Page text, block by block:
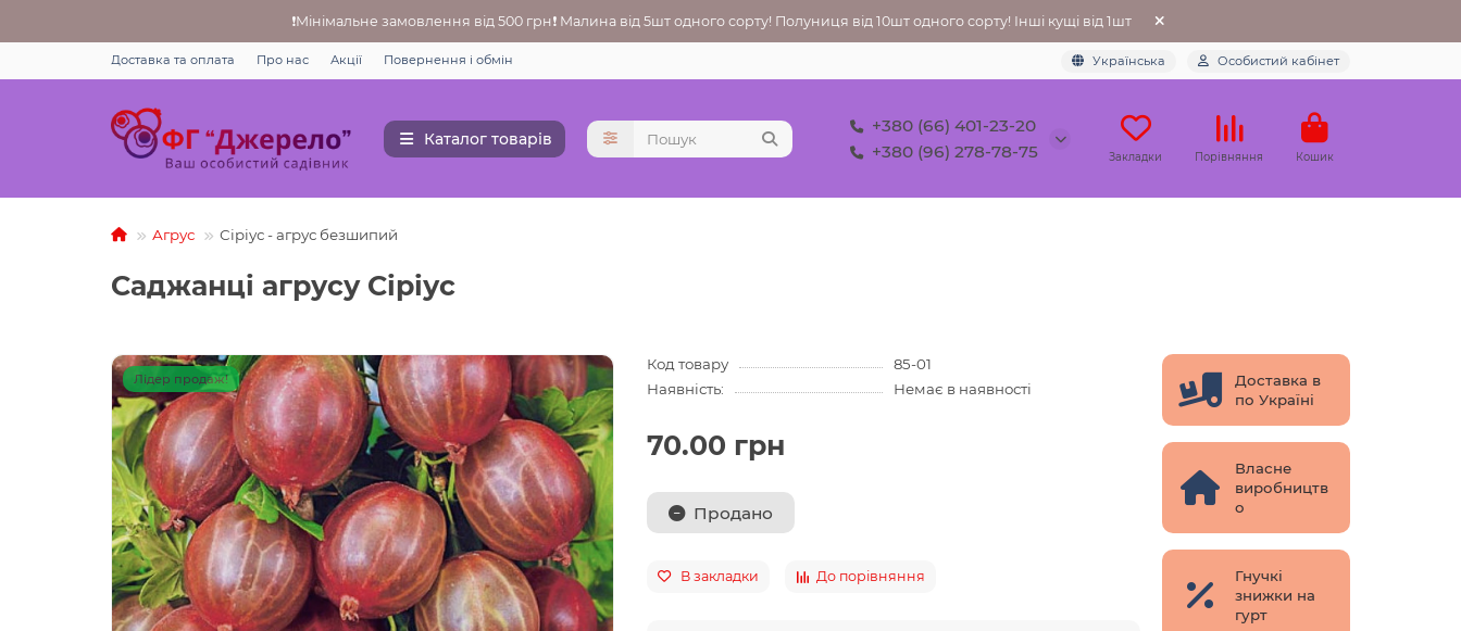
❗Мінімальне замовлення від 500 грн❗ Малина від 5шт одного сорту! Полуниця від 10шт одного сорту! Інші кущі від 1шт
Доставка та оплата Про нас Акції Повернення i обмін Українська Особистий кабінет
Каталог товарів
+380 (66) 401-23-20
+380 (96) 278-78-75
Закладки Порівняння Кошик
Агрус Сіріус - агрус безшипий
Саджанці агрусу Сіріус
Лідер продаж!
Код товару
85-01
Наявність:
Немає в наявності
70.00 грн
Продано
В закладки До порівняння
Доставка в
по Україні
Власне
виробництв
о
Гнучкі
знижки на
гурт